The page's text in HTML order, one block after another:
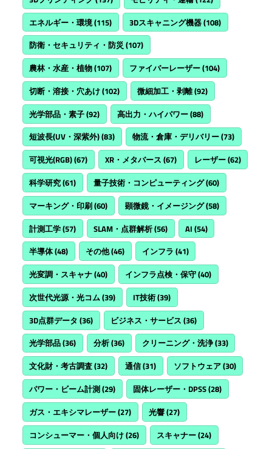
エネルギー・環境(115) 3Dスキャニング機器(108)
防衛・セキュリティ・防災(107)
農林・水産・植物(107) ファイバーレーザー(104)
切断・溶接・穴あけ(102) 微細加工・剥離(92)
光学部品・素子(92) 高出力・ハイパワー(88)
短波長(UV・深紫外)(83) 物流・倉庫・デリバリー(73)
可視光(RGB)(67) XR・メタバース (67) レーザー(62)
科学研究(61) 量子技術・コンピューティング(60)
マーキング・印刷(60) 顕微鏡・イメージング(58)
計測工学(57) SLAM・点群解析(56) AI (54)
半導体(48) その他(46) インフラ (41)
光変調・スキャナ(40) インフラ点検・保守(40)
次世代光源・光コム(39) IT技術(39)
3D点群データ (36) ビジネス・サービス (36)
光学部品(36) 分析(36) クリーニング・洗浄(33)
文化財・考古調査(32) 通信(31) ソフトウェア(30)
パワー・ビーム計測(29) 固体レーザー・DPSS(28)
ガス・エキシマレーザー(27) 光響(27)
コンシューマー・個人向け(26) スキャナー(24)